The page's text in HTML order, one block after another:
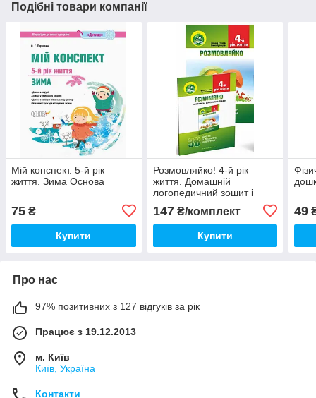
Подібні товари компанії
Мій конспект. 5-й рік
життя. Зима Основа
75 ₴
Купити
Розмовляйко! 4-й рік
життя. Домашній
логопедичний зошит і
147₴/комплект
Купити
49
Про нас
97% позитивних з 127 відгуків за рік
Працює з 19.12.2013
м. Київ
Київ, Україна
Контакти